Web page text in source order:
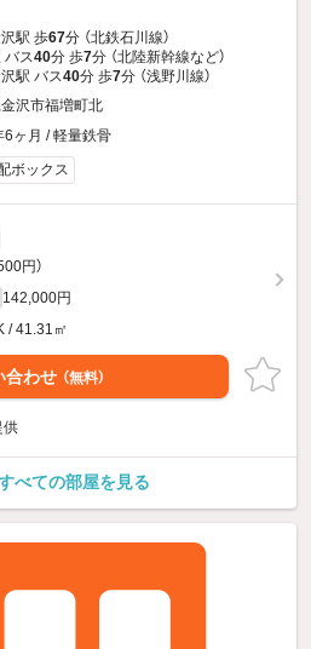
駅 歩67分 （北鉄石川線）
バス40分 歩7分 （北陸新幹線など）
駅 バス40分 歩7分 （浅野川線）
沢市福増町北
6ヶ月 / 軽量鉄骨
ボックス
円）
142,000円
/ 41.31㎡
合わせ （無料）
供
べての部屋を見る